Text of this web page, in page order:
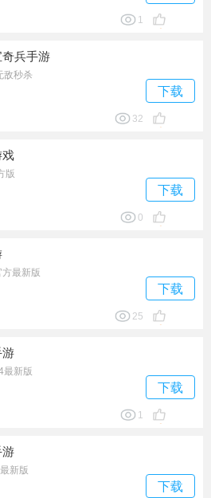
1
兵手游
敌秒杀
下载
32
戏
版
下载
0
最新版
下载
25
游
最新版
下载
1
游
新版
下载